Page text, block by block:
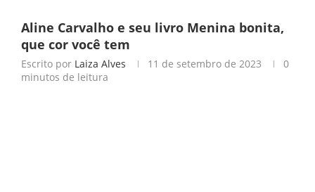
Aline Carvalho e seu livro Menina bonita,
que cor você tem
Escrito por Laiza Alves 11 de setembro de 2023
0
minutos de leitura